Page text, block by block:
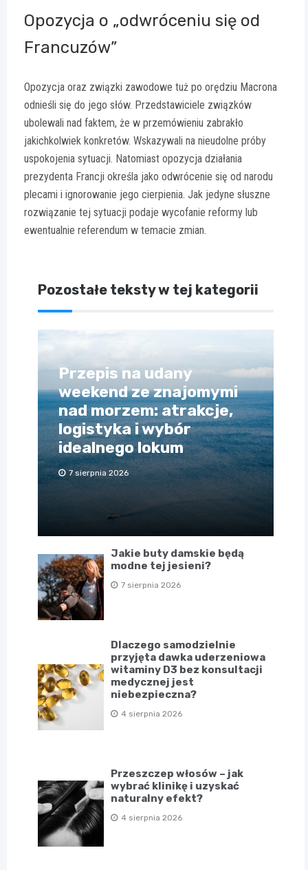
Opozycja o „odwróceniu się od
Francuzów”
Opozycja oraz związki zawodowe tuż po orędziu Macrona
odnieśli się do jego słów. Przedstawiciele związków
ubolewali nad faktem, że w przemówieniu zabrakło
jakichkolwiek konkretów. Wskazywali na nieudolne próby
uspokojenia sytuacji. Natomiast opozycja działania
prezydenta Francji określa jako odwrócenie się od narodu
plecami i ignorowanie jego cierpienia. Jak jedyne słuszne
rozwiązanie tej sytuacji podaje wycofanie reformy lub
ewentualnie referendum w temacie zmian.
Pozostałe teksty w tej kategorii
Przepis na udany
weekend ze znajomymi
nad morzem: atrakcje,
logistyka i wybór
idealnego lokum
7 sierpnia 2026
Jakie buty damskie będą
modne tej jesieni?
7 sierpnia 2026
Dlaczego samodzielnie
przyjęta dawka uderzeniowa
witaminy D3 bez konsultacji
medycznej jest
niebezpieczna?
4 sierpnia 2026
Przeszczep włosów – jak
wybrać klinikę i uzyskać
naturalny efekt?
4 sierpnia 2026